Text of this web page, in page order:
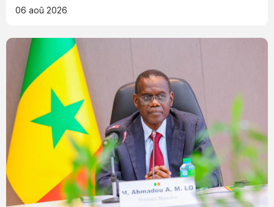
06 aoû 2026